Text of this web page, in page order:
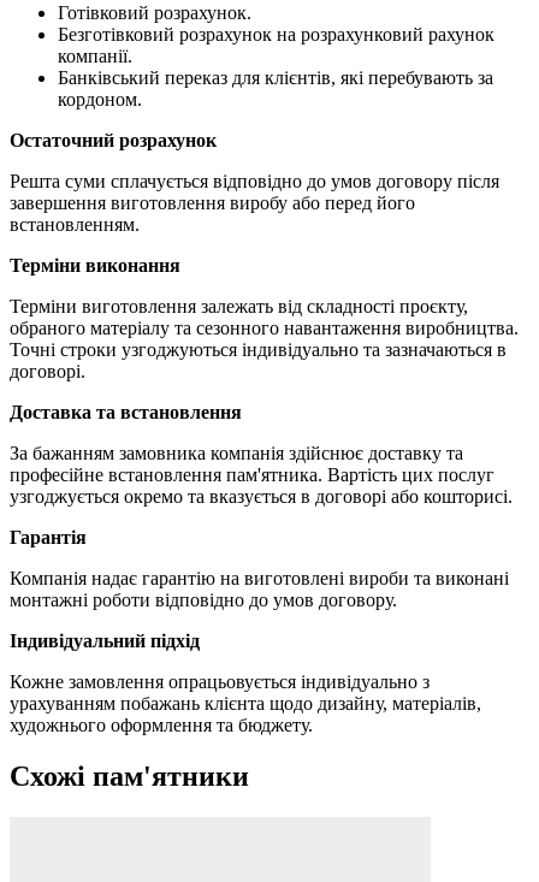
Готівковий розрахунок.
Безготівковий розрахунок на розрахунковий рахунок
компанії.
Банківський переказ для клієнтів, які перебувають за
кордоном.
Остаточний розрахунок
Решта суми сплачується відповідно до умов договору після
завершення виготовлення виробу або перед його
встановленням.
Терміни виконання
Терміни виготовлення залежать від складності проєкту,
обраного матеріалу та сезонного навантаження виробництва.
Точні строки узгоджуються індивідуально та зазначаються в
договорі.
Доставка та встановлення
За бажанням замовника компанія здійснює доставку та
професійне встановлення пам'ятника. Вартість цих послуг
узгоджується окремо та вказується в договорі або кошторисі.
Гарантія
Компанія надає гарантію на виготовлені вироби та виконані
монтажні роботи відповідно до умов договору.
Індивідуальний підхід
Кожне замовлення опрацьовується індивідуально з
урахуванням побажань клієнта щодо дизайну, матеріалів,
художнього оформлення та бюджету.
Схожі пам'ятники